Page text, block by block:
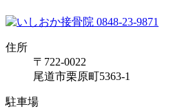
住所
〒722-0022
尾道市栗原町5363-1
駐車場